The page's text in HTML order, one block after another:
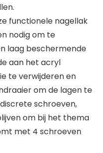
functionele nagellak
nodig om te
laag beschermende
aan het acryl
te verwijderen en
om de lagen te
schroeven,
om bij het thema
met 4 schroeven